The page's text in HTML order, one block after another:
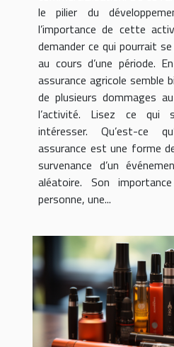
le pilier du
l’importance de cette
demander ce qui pourrait
au cours d’une période.
assurance agricole semble
de plusieurs dommages
l’activité. Lisez ce qui
intéresser. Qu’est-ce
assurance est une forme
survenance d’un
aléatoire. Son
personne, une...